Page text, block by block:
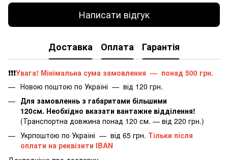
Написати відгук
Доставка Оплата Гарантія
❗️❗️❗️Увага! Мінімальна сума замовлення — понад 500 грн.
Новою поштою по Україні — від 120 грн.
Для замовленнь з габаритами більшими
120см. Необхідно вказати вантажне відділення!
(Транспортна довжина понад 120 см. — від 220 грн.)
Укрпоштою по Україні — від 65 грн. Тільки після
оплати на реквізити IBAN